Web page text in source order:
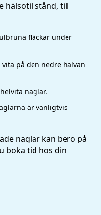
hälsotillstånd, till
fläckar under
vita på den nedre halvan
naglar.
är vanligtvis
naglar kan bero på
boka tid hos din